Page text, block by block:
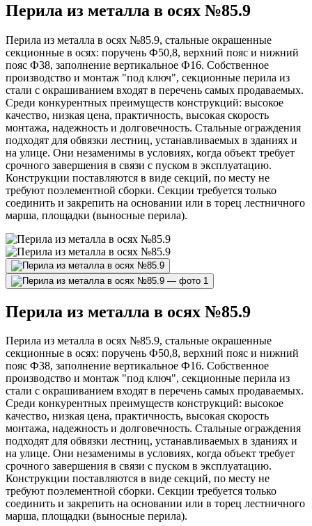
Перила из металла в осях №85.9
Перила из металла в осях №85.9, стальные окрашенные
секционные в осях: поручень Ф50,8, верхний пояс и нижний
пояс Ф38, заполнение вертикальное Ф16. Собственное
производство и монтаж "под ключ", секционные перила из
стали с окрашиванием входят в перечень самых продаваемых.
Среди конкурентных преимуществ конструкций: высокое
качество, низкая цена, практичность, высокая скорость
монтажа, надежность и долговечность. Стальные ограждения
подходят для обвязки лестниц, устанавливаемых в зданиях и
на улице. Они незаменимы в условиях, когда объект требует
срочного завершения в связи с пуском в эксплуатацию.
Конструкции поставляются в виде секций, по месту не
требуют поэлементной сборки. Секции требуется только
соединить и закрепить на основании или в торец лестничного
марша, площадки (выносные перила).
Перила из металла в осях №85.9
Перила из металла в осях №85.9, стальные окрашенные
секционные в осях: поручень Ф50,8, верхний пояс и нижний
пояс Ф38, заполнение вертикальное Ф16. Собственное
производство и монтаж "под ключ", секционные перила из
стали с окрашиванием входят в перечень самых продаваемых.
Среди конкурентных преимуществ конструкций: высокое
качество, низкая цена, практичность, высокая скорость
монтажа, надежность и долговечность. Стальные ограждения
подходят для обвязки лестниц, устанавливаемых в зданиях и
на улице. Они незаменимы в условиях, когда объект требует
срочного завершения в связи с пуском в эксплуатацию.
Конструкции поставляются в виде секций, по месту не
требуют поэлементной сборки. Секции требуется только
соединить и закрепить на основании или в торец лестничного
марша, площадки (выносные перила).